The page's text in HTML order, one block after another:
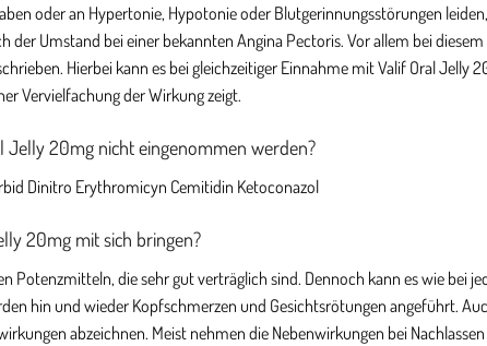
oder an Hypertonie, Hypotonie oder Blutgerinnungsstörungen
der Umstand bei einer bekannten Angina Pectoris. Vor allem bei
Hierbei kann es bei gleichzeitiger Einnahme mit Valif Oral Jelly
Vervielfachung der Wirkung zeigt.
Jelly 20mg nicht eingenommen werden?
Dinitro Erythromicyn Cemitidin Ketoconazol
20mg mit sich bringen?
Potenzmitteln, die sehr gut verträglich sind. Dennoch kann es wie bei
hin und wieder Kopfschmerzen und Gesichtsrötungen angeführt.
abzeichnen. Meist nehmen die Nebenwirkungen bei